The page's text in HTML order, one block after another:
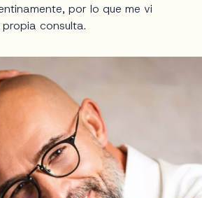
por lo que me vi
consulta.